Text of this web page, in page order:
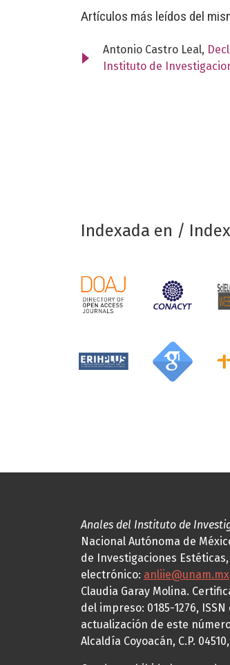
Artículos más leídos del
Antonio Castro Leal,
Instituto de
Indexada en /
Anales del Instituto de
Nacional Autónoma de
de Investigaciones
electrónico: anliie@unam.mx
Claudia Garay Molina.
del impreso: 0185-1276,
actualización de este
Alcaldía Coyoacán, C.P.